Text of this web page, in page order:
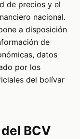
de precios y el
nacional.
a disposición
de
datos
por los
del bolívar
BCV